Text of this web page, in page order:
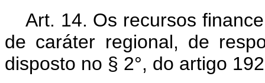
Art. 14. Os recursos
de caráter regional, de
disposto no § 2°, do artigo